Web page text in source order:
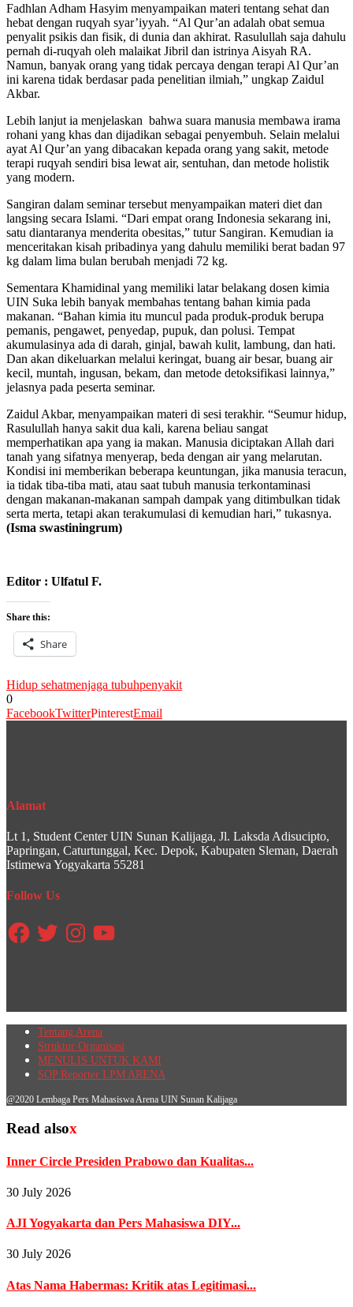
Fadhlan Adham Hasyim menyampaikan materi tentang sehat dan
hebat dengan ruqyah syar’iyyah. “Al Qur’an adalah obat semua
penyalit psikis dan fisik, di dunia dan akhirat. Rasulullah saja dahulu
pernah di-ruqyah oleh malaikat Jibril dan istrinya Aisyah RA.
Namun, banyak orang yang tidak percaya dengan terapi Al Qur’an
ini karena tidak berdasar pada penelitian ilmiah,” ungkap Zaidul
Akbar.
Lebih lanjut ia menjelaskan bahwa suara manusia membawa irama
rohani yang khas dan dijadikan sebagai penyembuh. Selain melalui
ayat Al Qur’an yang dibacakan kepada orang yang sakit, metode
terapi ruqyah sendiri bisa lewat air, sentuhan, dan metode holistik
yang modern.
Sangiran dalam seminar tersebut menyampaikan materi diet dan
langsing secara Islami. “Dari empat orang Indonesia sekarang ini,
satu diantaranya menderita obesitas,” tutur Sangiran. Kemudian ia
menceritakan kisah pribadinya yang dahulu memiliki berat badan 97
kg dalam lima bulan berubah menjadi 72 kg.
Sementara Khamidinal yang memiliki latar belakang dosen kimia
UIN Suka lebih banyak membahas tentang bahan kimia pada
makanan. “Bahan kimia itu muncul pada produk-produk berupa
pemanis, pengawet, penyedap, pupuk, dan polusi. Tempat
akumulasinya ada di darah, ginjal, bawah kulit, lambung, dan hati.
Dan akan dikeluarkan melalui keringat, buang air besar, buang air
kecil, muntah, ingusan, bekam, dan metode detoksifikasi lainnya,”
jelasnya pada peserta seminar.
Zaidul Akbar, menyampaikan materi di sesi terakhir. “Seumur hidup,
Rasulullah hanya sakit dua kali, karena beliau sangat
memperhatikan apa yang ia makan. Manusia diciptakan Allah dari
tanah yang sifatnya menyerap, beda dengan air yang melarutan.
Kondisi ini memberikan beberapa keuntungan, jika manusia teracun,
ia tidak tiba-tiba mati, atau saat tubuh manusia terkontaminasi
dengan makanan-makanan sampah dampak yang ditimbulkan tidak
serta merta, tetapi akan terakumulasi di kemudian hari,” tukasnya.
(Isma swastiningrum)
Editor : Ulfatul F.
Share this:
Share
Hidup sehatmenjaga tubuhpenyakit
0
FacebookTwitterPinterestEmail
Alamat
Lt 1, Student Center UIN Sunan Kalijaga, Jl. Laksda Adisucipto,
Papringan, Caturtunggal, Kec. Depok, Kabupaten Sleman, Daerah
Istimewa Yogyakarta 55281
Follow Us
FacebookTwitterInstagramYouTube
Tentang Arena
Struktur Organisasi
MENULIS UNTUK KAMI
SOP Reporter LPM ARENA
@2020 Lembaga Pers Mahasiswa Arena UIN Sunan Kalijaga
Read alsox
Inner Circle Presiden Prabowo dan Kualitas...
30 July 2026
AJI Yogyakarta dan Pers Mahasiswa DIY...
30 July 2026
Atas Nama Habermas: Kritik atas Legitimasi...